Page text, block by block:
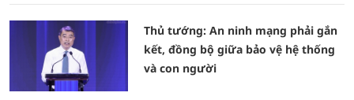
Thủ tướng: An ninh mạng phải gắn
kết, đồng bộ giữa bảo vệ hệ thống
và con người